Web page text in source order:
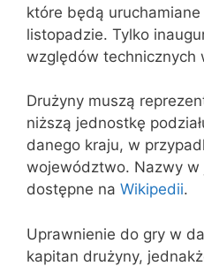
które będą
listopadzie. Tylko
względów technicznych
Drużyny muszą
niższą jednostkę
danego kraju, w
województwo. Nazwy w
dostępne na Wikipedii.
Uprawnienie do gry w
kapitan drużyny,